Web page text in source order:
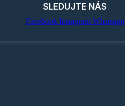
SLEDUJTE NÁS
Facebook Instagram Whatsapp